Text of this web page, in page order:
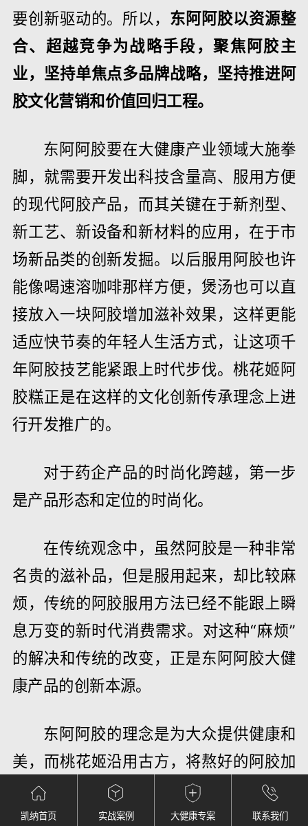
要创新驱动的。所以， 东阿阿胶以资源整
合、超越竞争为战略手段，聚焦阿胶主
业，坚持单焦点多品牌战略，坚持推进阿
胶文化营销和价值回归工程。
东阿阿胶要在大健康产业领域大施拳
脚，就需要开发出科技含量高、服用方便
的现代阿胶产品，而其关键在于新剂型、
新工艺、新设备和新材料的应用，在于市
场新品类的创新发掘。以后服用阿胶也许
能像喝速溶咖啡那样方便，煲汤也可以直
接放入一块阿胶增加滋补效果，这样更能
适应快节奏的年轻人生活方式，让这项千
年阿胶技艺能紧跟上时代步伐。桃花姬阿
胶糕正是在这样的文化创新传承理念上进
行开发推广的。
对于药企产品的时尚化跨越，第一步
是产品形态和定位的时尚化。
在传统观念中，虽然阿胶是一种非常
名贵的滋补品，但是服用起来，却比较麻
烦，传统的阿胶服用方法已经不能跟上瞬
息万变的新时代消费需求。对这种“麻烦”
的解决和传统的改变，正是东阿阿胶大健
康产品的创新本源。
东阿阿胶的理念是为大众提供健康和
美，而桃花姬沿用古方，将熬好的阿胶加
以配比，运用现代技术制作而成，不但兼
具美容养颜、益气补血等作用，还针对都
凯纳首页 实战案例 大健康专案 联系我们